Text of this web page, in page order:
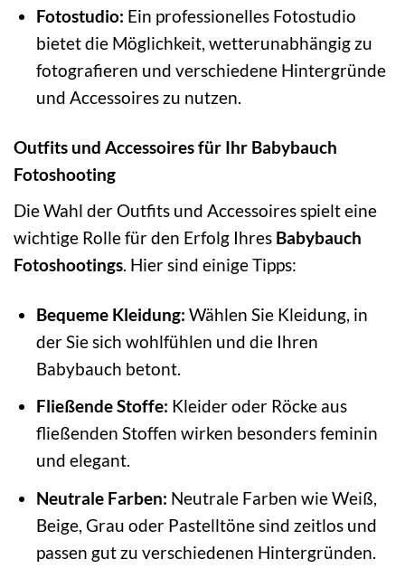
Fotostudio: Ein professionelles Fotostudio
bietet die Möglichkeit, wetterunabhängig zu
fotografieren und verschiedene Hintergründe
und Accessoires zu nutzen.
Outfits und Accessoires für Ihr Babybauch
Fotoshooting
Die Wahl der Outfits und Accessoires spielt eine
wichtige Rolle für den Erfolg Ihres Babybauch
Fotoshootings. Hier sind einige Tipps:
Bequeme Kleidung: Wählen Sie Kleidung, in
der Sie sich wohlfühlen und die Ihren
Babybauch betont.
Fließende Stoffe: Kleider oder Röcke aus
fließenden Stoffen wirken besonders feminin
und elegant.
Neutrale Farben: Neutrale Farben wie Weiß,
Beige, Grau oder Pastelltöne sind zeitlos und
passen gut zu verschiedenen Hintergründen.